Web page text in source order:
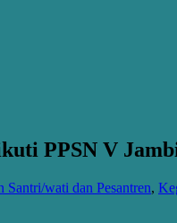
PPSN V
Santri/wati dan Pesantren,